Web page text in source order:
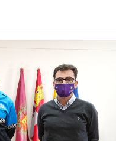
aplicación
externa.
aplicación
externa.